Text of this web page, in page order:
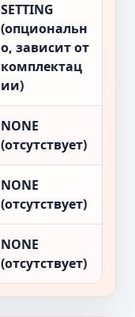
SETTING
(опциональн
о, зависит от
комплектац
ии)
NONE
(отсутствует)
NONE
(отсутствует)
NONE
(отсутствует)